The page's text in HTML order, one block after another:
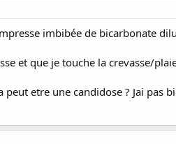
imbibée de bicarbonate
et que je touche la crevasse/
peut etre une candidose ? Jai pas